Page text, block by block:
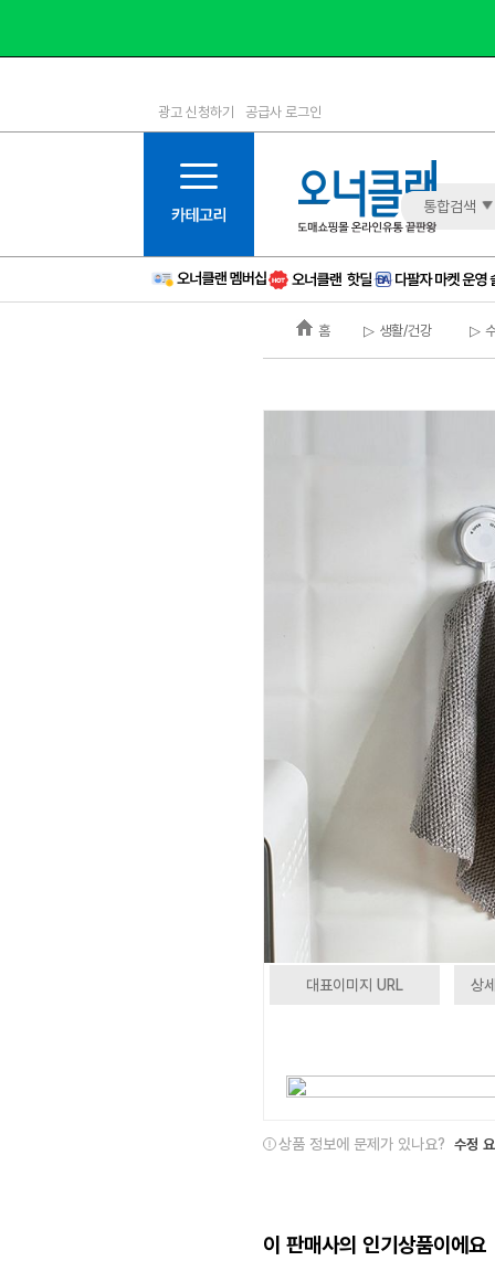
1등급
6등급
11등급
12등급
15등급
16등급
광고 신청하기 공급사 로그인
통합검색
홈 ▷ 생활/건강 ▷
대표이미지 URL 상
상품 정보에 문제가 있나요? 수정
이 판매사의 인기상품이에요